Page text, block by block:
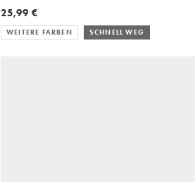
25,99 €
WEITERE FARBEN SCHNELL WEG